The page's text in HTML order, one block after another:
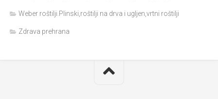
Weber roštilji.Plinski,roštilji na drva i ugljen,vrtni roštilji
Zdrava prehrana